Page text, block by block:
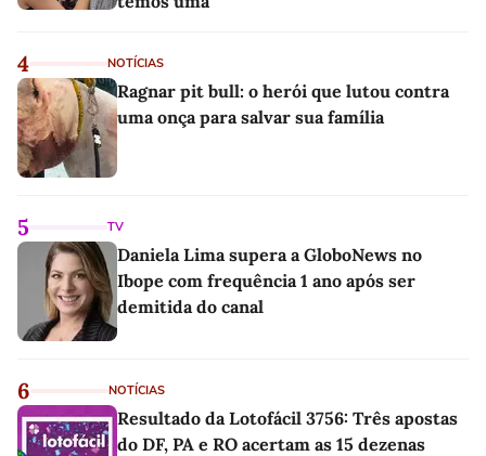
4 NOTÍCIAS
Ragnar pit bull: o herói que lutou contra
uma onça para salvar sua família
5 TV
Daniela Lima supera a GloboNews no
Ibope com frequência 1 ano após ser
demitida do canal
6 NOTÍCIAS
Resultado da Lotofácil 3756: Três apostas
do DF, PA e RO acertam as 15 dezenas